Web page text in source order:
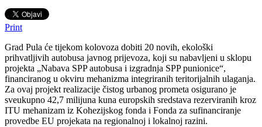
Print
Grad Pula će tijekom kolovoza dobiti 20 novih, ekološki
prihvatljivih autobusa javnog prijevoza, koji su nabavljeni u sklopu
projekta „Nabava SPP autobusa i izgradnja SPP punionice“,
financiranog u okviru mehanizma integriranih teritorijalnih ulaganja.
Za ovaj projekt realizacije čistog urbanog prometa osigurano je
sveukupno 42,7 milijuna kuna europskih sredstava rezerviranih kroz
ITU mehanizam iz Kohezijskog fonda i Fonda za sufinanciranje
provedbe EU projekata na regionalnoj i lokalnoj razini.